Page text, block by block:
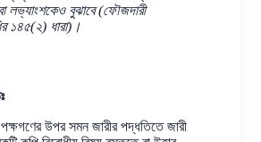
লভ্যাংশকেও বুঝাবে (ফৌজদারী
১৪৫(২) ধারা)।
উপর সমন জারীর পদ্ধতিতে জারী